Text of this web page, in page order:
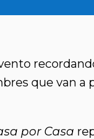
que van a
por Casa